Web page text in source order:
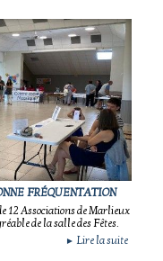
FRÉQUENTATION
12 Associations de Marlieux
de la salle des Fêtes.
► Lire la suite